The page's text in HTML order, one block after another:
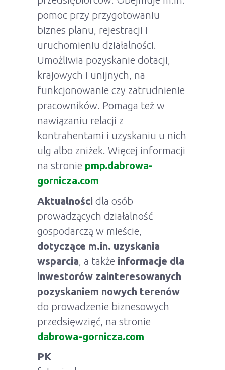
pomoc przy przygotowaniu
biznes planu, rejestracji i
uruchomieniu działalności.
Umożliwia pozyskanie dotacji,
krajowych i unijnych, na
funkcjonowanie czy zatrudnienie
pracowników. Pomaga też w
nawiązaniu relacji z
kontrahentami i uzyskaniu u nich
ulg albo zniżek. Więcej informacji
na stronie pmp.dabrowa-
gornicza.com
Aktualności dla osób
prowadzących działalność
gospodarczą w mieście,
dotyczące m.in. uzyskania
wsparcia , a także informacje dla
inwestorów zainteresowanych
pozyskaniem nowych terenów
do prowadzenie biznesowych
przedsięwzięć, na stronie
dabrowa-gornicza.com
PK